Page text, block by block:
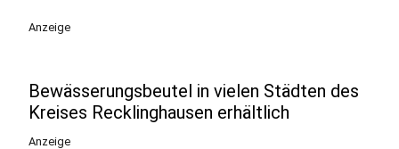
Anzeige
Bewässerungsbeutel in vielen Städten des
Kreises Recklinghausen erhältlich
Anzeige